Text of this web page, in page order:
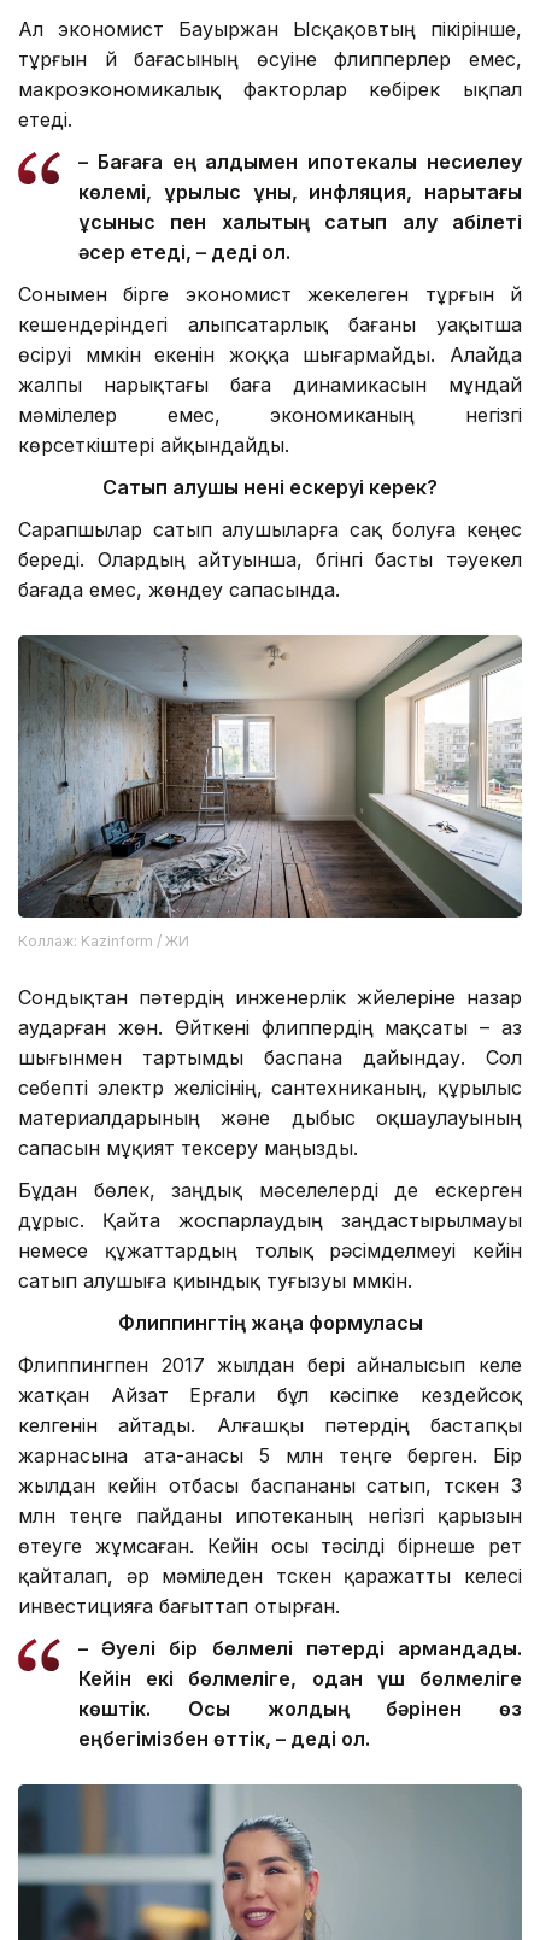
Ал экономист Бауыржан Ысқақовтың пікірінше,
тұрғын үй бағасының өсуіне флипперлер емес,
макроэкономикалық факторлар көбірек ықпал
етеді.
– Бағаға ең алдымен ипотекалық несиелеу
көлемі, құрылыс құны, инфляция, нарықтағы
ұсыныс пен халықтың сатып алу қабілеті
әсер етеді, – деді ол.
Сонымен бірге экономист жекелеген тұрғын үй
кешендеріндегі алыпсатарлық бағаны уақытша
өсіруі мүмкін екенін жоққа шығармайды. Алайда
жалпы нарықтағы баға динамикасын мұндай
мәмілелер емес, экономиканың негізгі
көрсеткіштері айқындайды.
Сатып алушы нені ескеруі керек?
Сарапшылар сатып алушыларға сақ болуға кеңес
береді. Олардың айтуынша, бүгінгі басты тәуекел
бағада емес, жөндеу сапасында.
Коллаж: Kazinform / ЖИ
Сондықтан пәтердің инженерлік жүйелеріне назар
аударған жөн. Өйткені флиппердің мақсаты – аз
шығынмен тартымды баспана дайындау. Сол
себепті электр желісінің, сантехниканың, құрылыс
материалдарының және дыбыс оқшаулауының
сапасын мұқият тексеру маңызды.
Бұдан бөлек, заңдық мәселелерді де ескерген
дұрыс. Қайта жоспарлаудың заңдастырылмауы
немесе құжаттардың толық рәсімделмеуі кейін
сатып алушыға қиындық туғызуы мүмкін.
Флиппингтің жаңа формуласы
Флиппингпен 2017 жылдан бері айналысып келе
жатқан Айзат Ерғали бұл кәсіпке кездейсоқ
келгенін айтады. Алғашқы пәтердің бастапқы
жарнасына ата-анасы 5 млн теңге берген. Бір
жылдан кейін отбасы баспананы сатып, түскен 3
млн теңге пайданы ипотеканың негізгі қарызын
өтеуге жұмсаған. Кейін осы тәсілді бірнеше рет
қайталап, әр мәміледен түскен қаражатты келесі
инвестицияға бағыттап отырған.
– Әуелі бір бөлмелі пәтерді армандадық.
Кейін екі бөлмеліге, одан үш бөлмеліге
көштік. Осы жолдың бәрінен өз
еңбегімізбен өттік, – деді ол.